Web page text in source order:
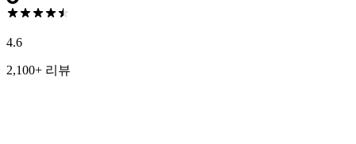
4.6
2,100+ 리뷰